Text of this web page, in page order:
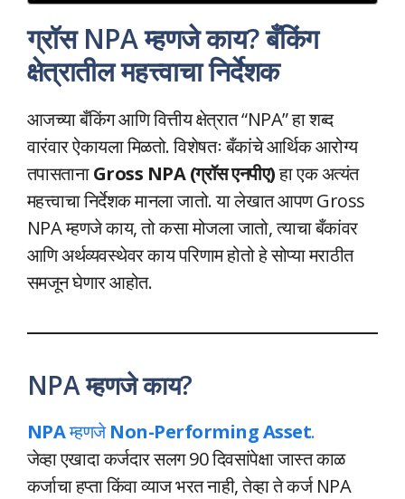
ग्रॉस NPA म्हणजे काय? बँकिंग
क्षेत्रातील महत्त्वाचा निर्देशक
आजच्या बँकिंग आणि वित्तीय क्षेत्रात “NPA” हा शब्द
वारंवार ऐकायला मिळतो. विशेषतः बँकांचे आर्थिक आरोग्य
तपासतानाGross NPA (ग्रॉस एनपीए)हा एक अत्यंत
महत्त्वाचा निर्देशक मानला जातो. या लेखात आपण Gross
NPA म्हणजे काय, तो कसा मोजला जातो, त्याचा बँकांवर
आणि अर्थव्यवस्थेवर काय परिणाम होतो हे सोप्या मराठीत
समजून घेणार आहोत.
NPA म्हणजे काय?
NPAम्हणजेNon-Performing Asset.
जेव्हा एखादा कर्जदार सलग 90 दिवसांपेक्षा जास्त काळ
कर्जाचा हप्ता किंवा व्याज भरत नाही, तेव्हा ते कर्ज NPA